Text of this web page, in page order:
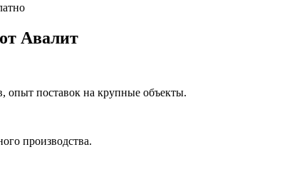
Авалит
опыт поставок на крупные объекты.
производства.